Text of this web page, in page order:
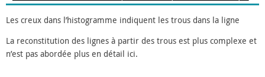
Les creux dans l’histogramme indiquent les trous dans la ligne
La reconstitution des lignes à partir des trous est plus complexe et
n’est pas abordée plus en détail ici.